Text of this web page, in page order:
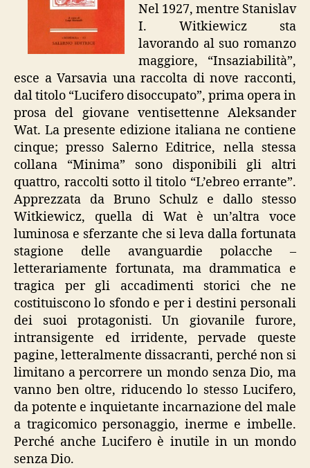
Nel 1927, mentre Stanislav
I. Witkiewicz sta
lavorando al suo romanzo
maggiore, “Insaziabilità”,
esce a Varsavia una raccolta di nove racconti,
dal titolo “Lucifero disoccupato”, prima opera in
prosa del giovane ventisettenne Aleksander
Wat. La presente edizione italiana ne contiene
cinque; presso Salerno Editrice, nella stessa
collana “Minima” sono disponibili gli altri
quattro, raccolti sotto il titolo “L’ebreo errante”.
Apprezzata da Bruno Schulz e dallo stesso
Witkiewicz, quella di Wat è un’altra voce
luminosa e sferzante che si leva dalla fortunata
stagione delle avanguardie polacche –
letterariamente fortunata, ma drammatica e
tragica per gli accadimenti storici che ne
costituiscono lo sfondo e per i destini personali
dei suoi protagonisti. Un giovanile furore,
intransigente ed irridente, pervade queste
pagine, letteralmente dissacranti, perché non si
limitano a percorrere un mondo senza Dio, ma
vanno ben oltre, riducendo lo stesso Lucifero,
da potente e inquietante incarnazione del male
a tragicomico personaggio, inerme e imbelle.
Perché anche Lucifero è inutile in un mondo
senza Dio.